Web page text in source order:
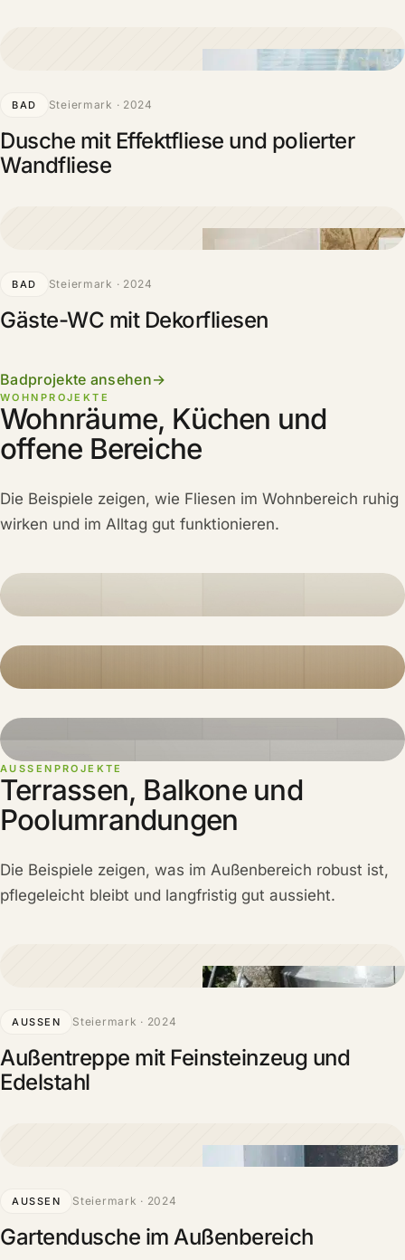
BAD Steiermark · 2024
Dusche mit Effektfliese und polierter
Wandfliese
BAD Steiermark · 2024
Gäste-WC mit Dekorfliesen
Badprojekte ansehen
WOHNPROJEKTE
Wohnräume, Küchen und
offene Bereiche
Die Beispiele zeigen, wie Fliesen im Wohnbereich ruhig
wirken und im Alltag gut funktionieren.
BALD VERFÜGBAR
Referenzen folgen in Kürze
unseremSchauraumfür Sie auf.
AUSSENPROJEKTE
Terrassen, Balkone und
Poolumrandungen
Die Beispiele zeigen, was im Außenbereich robust ist,
pflegeleicht bleibt und langfristig gut aussieht.
AUSSEN Steiermark · 2024
Außentreppe mit Feinsteinzeug und
Edelstahl
AUSSEN Steiermark · 2024
Gartendusche im Außenbereich